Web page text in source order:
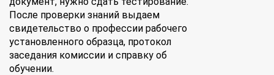
После проверки знаний выдаем
свидетельство о профессии рабочего
установленного образца, протокол
заседания комиссии и справку об
обучении.